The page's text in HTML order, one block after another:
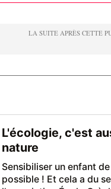
L'écologie, c'est
nature
Sensibiliser un enfant
possible ! Et cela a du